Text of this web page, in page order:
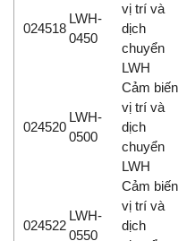
024518
LWH-
0450
vị trí và
dịch
chuyển
LWH
024520
LWH-
0500
Cảm biến
vị trí và
dịch
chuyển
LWH
024522
LWH-
0550
Cảm biến
vị trí và
dịch